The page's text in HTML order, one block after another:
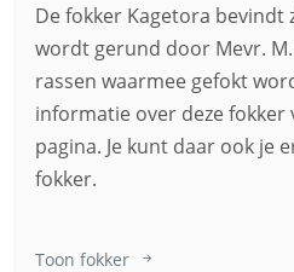
De fokker Kagetora bevindt
wordt gerund door Mevr.
rassen waarmee gefokt
informatie over deze fokker
pagina. Je kunt daar ook je
fokker.
Toon fokker